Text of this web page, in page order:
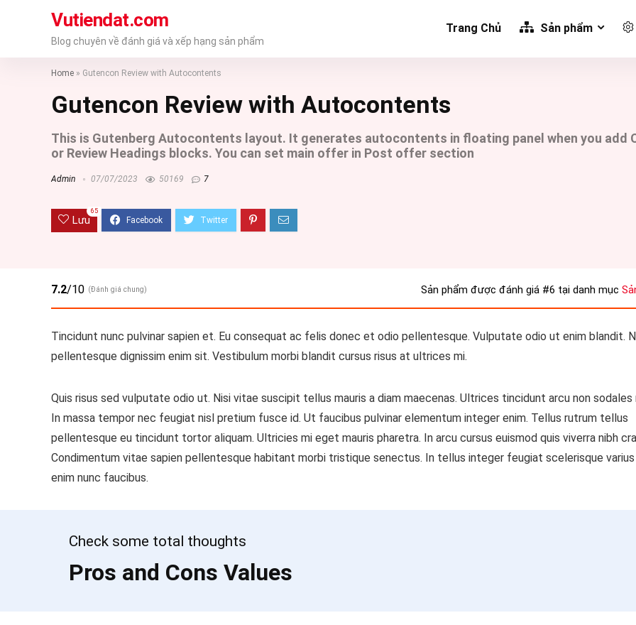
Vutiendat.com
Blog chuyên về đánh giá và xếp hạng sản phẩm
Trang Chủ Sản phẩm
Home » Gutencon Review with Autocontents
Gutencon Review with Autocontents
This is Gutenberg Autocontents layout. It generates autocontents in floating panel when you add
or Review Headings blocks. You can set main offer in Post offer section
Admin 07/07/2023 50169 7
Lưu
65
7.2/10 (Đánh giá chung) Sản phẩm được đánh giá #6 tại danh mục
Tincidunt nunc pulvinar sapien et. Eu consequat ac felis donec et odio pellentesque. Vulputate odio ut enim blandit.
pellentesque dignissim enim sit. Vestibulum morbi blandit cursus risus at ultrices mi.
Quis risus sed vulputate odio ut. Nisi vitae suscipit tellus mauris a diam maecenas. Ultrices tincidunt arcu non sodales
In massa tempor nec feugiat nisl pretium fusce id. Ut faucibus pulvinar elementum integer enim. Tellus rutrum tellus
pellentesque eu tincidunt tortor aliquam. Ultricies mi eget mauris pharetra. In arcu cursus euismod quis viverra nibh
Condimentum vitae sapien pellentesque habitant morbi tristique senectus. In tellus integer feugiat scelerisque
enim nunc faucibus.
Check some total thoughts
Pros and Cons Values